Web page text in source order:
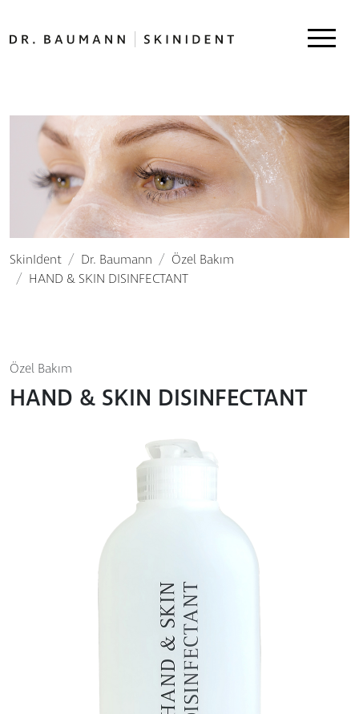
SkinIdent Dr. Baumann
Özel Bakım
HAND & SKIN DISINFECTANT
Özel Bakım
HAND & SKIN DISINFECTANT